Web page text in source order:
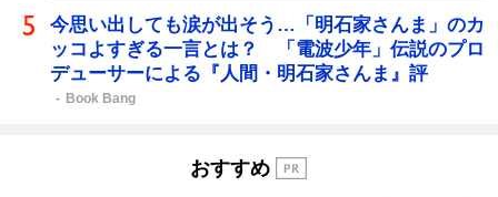
今思い出しても涙が出そう…「明石家さんま」のカ
ッコよすぎる一言とは？ 「電波少年」伝説のプロ
デューサーによる『人間・明石家さんま』評
Book Bang
おすすめ